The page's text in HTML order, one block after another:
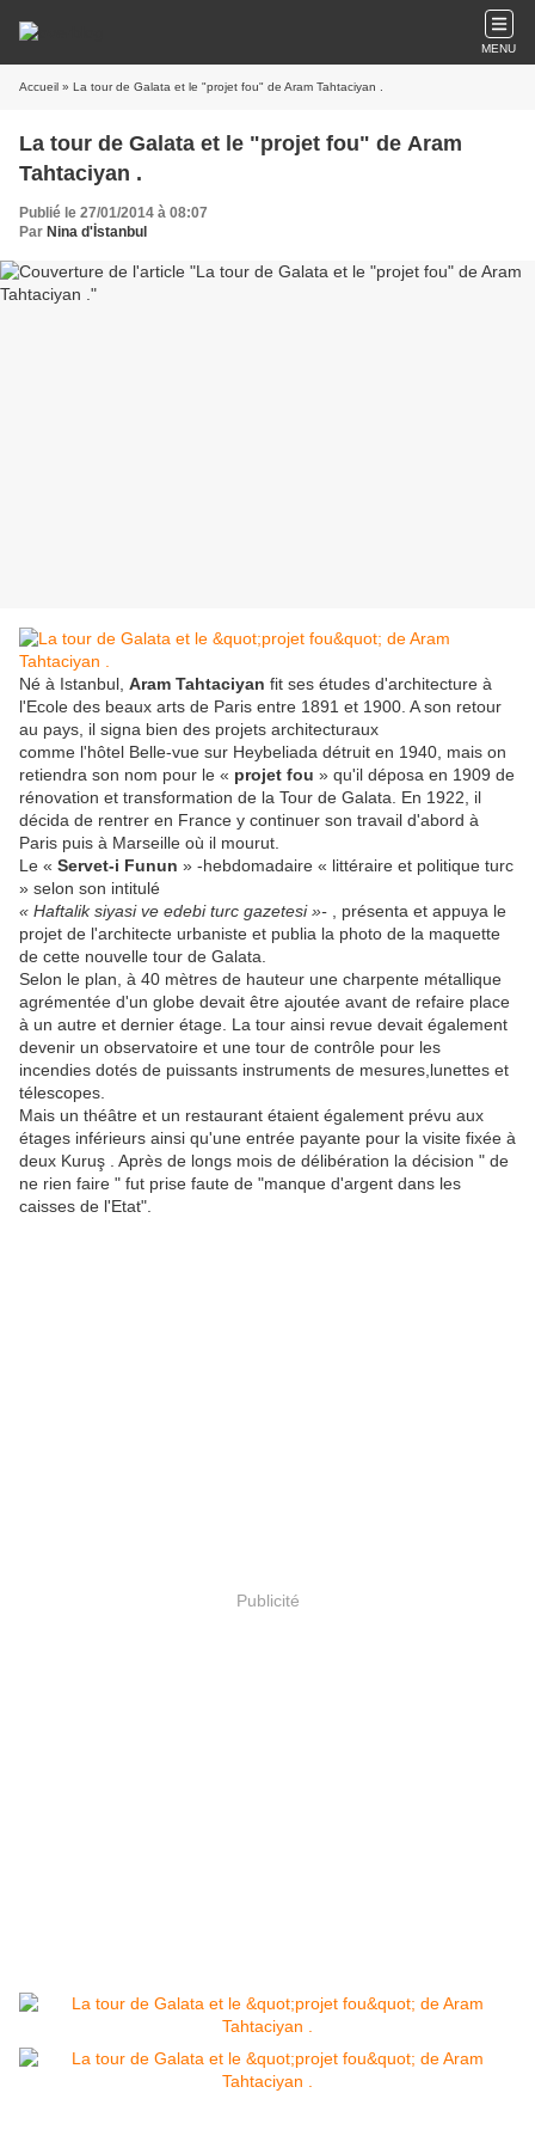
MENU
Accueil » La tour de Galata et le "projet fou" de Aram Tahtaciyan .
La tour de Galata et le "projet fou" de Aram
Tahtaciyan .
Publié le 27/01/2014 à 08:07
Par Nina d'İstanbul
Né à Istanbul, Aram Tahtaciyan fit ses études d'architecture à
l'Ecole des beaux arts de Paris entre 1891 et 1900. A son retour
au pays, il signa bien des projets architecturaux
comme l'hôtel Belle-vue sur Heybeliada détruit en 1940, mais on
retiendra son nom pour le « projet fou » qu'il déposa en 1909 de
rénovation et transformation de la Tour de Galata. En 1922, il
décida de rentrer en France y continuer son travail d'abord à
Paris puis à Marseille où il mourut.
Le « Servet-i Funun » -hebdomadaire « littéraire et politique turc
» selon son intitulé
« Haftalik siyasi ve edebi turc gazetesi »-
, présenta et appuya le
projet de l'architecte urbaniste et publia la photo de la maquette
de cette nouvelle tour de Galata.
Selon le plan, à 40 mètres de hauteur une charpente métallique
agrémentée d'un globe devait être ajoutée avant de refaire place
à un autre et dernier étage. La tour ainsi revue devait également
devenir un observatoire et une tour de contrôle pour les
incendies dotés de puissants instruments de mesures,lunettes et
télescopes.
Mais un théâtre et un restaurant étaient également prévu aux
étages inférieurs ainsi qu'une entrée payante pour la visite fixée à
deux Kuruş . Après de longs mois de délibération la décision " de
ne rien faire " fut prise faute de "manque d'argent dans les
caisses de l'Etat".
Publicité